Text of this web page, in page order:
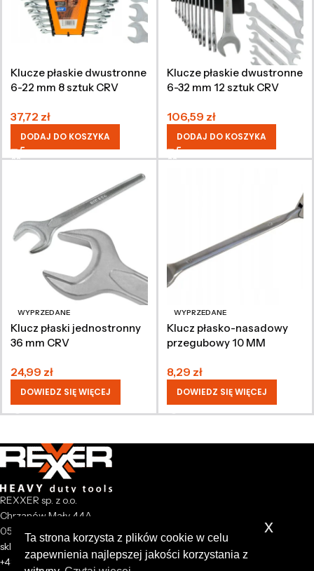
Klucze płaskie dwustronne
6-22 mm 8 sztuk CRV
37,72 zł
DODAJ DO KOSZYKA
Klucze płaskie dwustronne
6-32 mm 12 sztuk CRV
106,59 zł
DODAJ DO KOSZYKA
WYPRZEDANE
Klucz płaski jednostronny
36 mm CRV
24,99 zł
DOWIEDZ SIĘ WIĘCEJ
WYPRZEDANE
Klucz płasko-nasadowy
przegubowy 10 MM
8,29 zł
DOWIEDZ SIĘ WIĘCEJ
REXXER sp. z o.o.
Chrzanów Mały 44A
05-825 Grodzisk Mazowiecki
sklep@rexxer.pl
+48 512 477 473
Ta strona korzysta z plików cookie w celu
zapewnienia najlepszej jakości korzystania z
x